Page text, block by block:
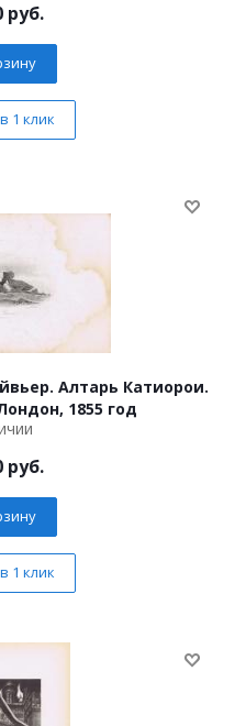
руб.
1 клик
Алтарь Катиорои.
1855 год
руб.
1 клик